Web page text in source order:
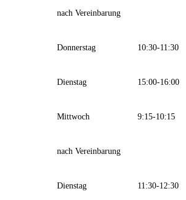
nach Vereinbarung
Donnerstag 10:30-11:30
Dienstag 15:00-16:00
Mittwoch 9:15-10:15
nach Vereinbarung
Dienstag 11:30-12:30